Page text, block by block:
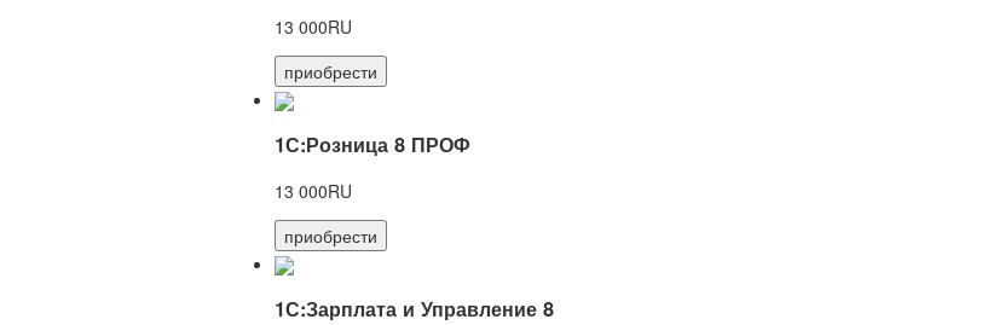
13 000RU
приобрести
1С:Розница 8 ПРОФ
13 000RU
приобрести
1С:Зарплата и Управление 8